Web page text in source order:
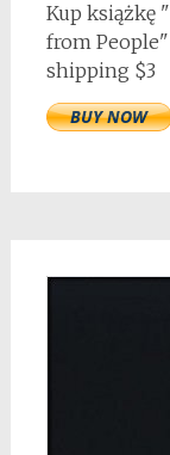
Kup książkę
from
shipping $3